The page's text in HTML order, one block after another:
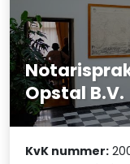
Opstal B.V.
KvK nummer: